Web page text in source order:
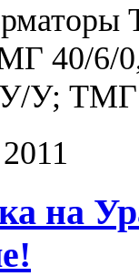
40/6/
У; ТМГ
на